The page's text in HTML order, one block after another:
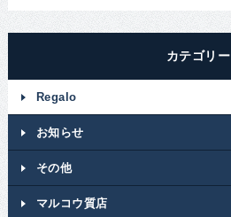
カテゴリー
Regalo
お知らせ
その他
マルコウ質店